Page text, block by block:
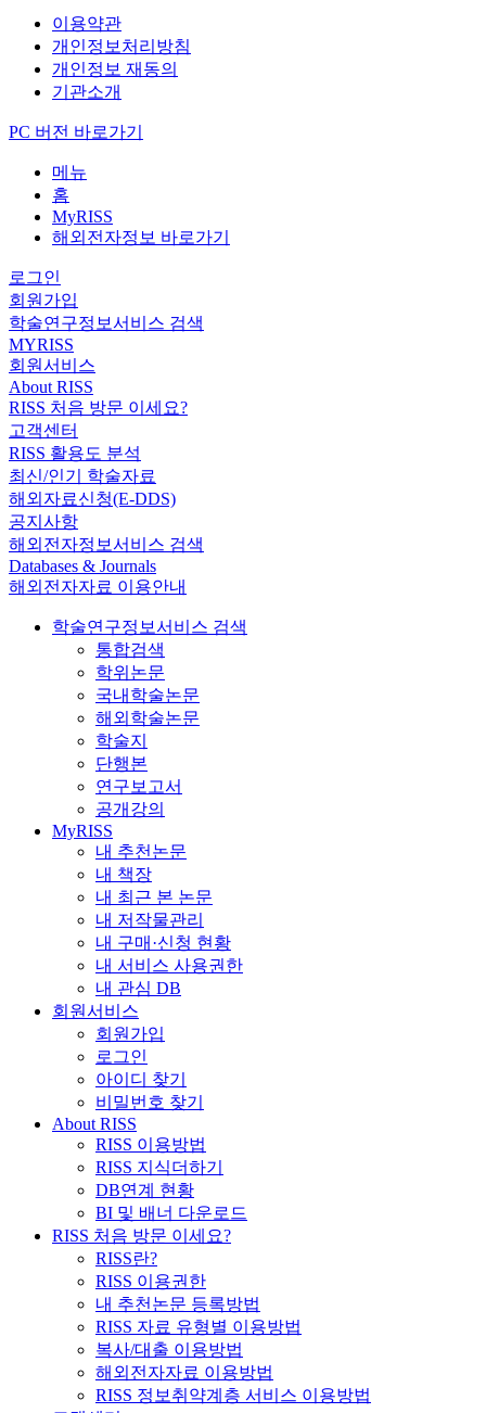
이용약관
개인정보처리방침
개인정보 재동의
기관소개
PC 버전 바로가기
메뉴
홈
MyRISS
해외전자정보 바로가기
로그인
회원가입
학술연구정보서비스 검색
MYRISS
회원서비스
About RISS
RISS 처음 방문 이세요?
고객센터
RISS 활용도 분석
최신/인기 학술자료
해외자료신청(E-DDS)
공지사항
해외전자정보서비스 검색
Databases & Journals
해외전자자료 이용안내
학술연구정보서비스 검색
통합검색
학위논문
국내학술논문
해외학술논문
학술지
단행본
연구보고서
공개강의
MyRISS
내 추천논문
내 책장
내 최근 본 논문
내 저작물관리
내 구매·신청 현황
내 서비스 사용권한
내 관심 DB
회원서비스
회원가입
로그인
아이디 찾기
비밀번호 찾기
About RISS
RISS 이용방법
RISS 지식더하기
DB연계 현황
BI 및 배너 다운로드
RISS 처음 방문 이세요?
RISS란?
RISS 이용권한
내 추천논문 등록방법
RISS 자료 유형별 이용방법
복사/대출 이용방법
해외전자자료 이용방법
RISS 정보취약계층 서비스 이용방법